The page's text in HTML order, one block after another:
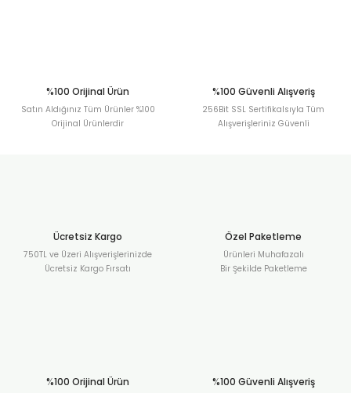
%100 Orijinal Ürün
Satın Aldığınız Tüm Ürünler %100
Orijinal Ürünlerdir
%100 Güvenli Alışveriş
256Bit SSL Sertifikalsıyla Tüm
Alışverişleriniz Güvenli
Ücretsiz Kargo
750TL ve Üzeri Alışverişlerinizde
Ücretsiz Kargo Fırsatı
Özel Paketleme
Ürünleri Muhafazalı
Bir Şekilde Paketleme
%100 Orijinal Ürün %100 Güvenli Alışveriş